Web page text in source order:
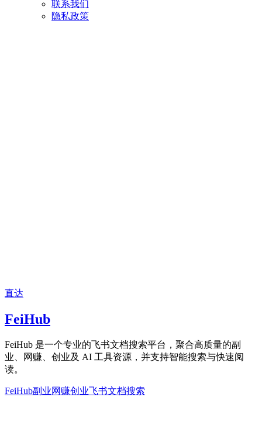
联系我们
隐私政策
直达
FeiHub
FeiHub 是一个专业的飞书文档搜索平台，聚合高质量的副
业、网赚、创业及 AI 工具资源，并支持智能搜索与快速阅
读。
FeiHub副业网赚创业飞书文档搜索